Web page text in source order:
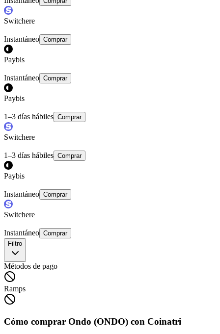
Switchere
Instantáneo Comprar
Paybis
Instantáneo Comprar
Paybis
1–3 días hábiles Comprar
Switchere
1–3 días hábiles Comprar
Paybis
Instantáneo Comprar
Switchere
Instantáneo Comprar
Filtro
Métodos de pago
Ramps
Cómo comprar Ondo (ONDO) con Coinatri